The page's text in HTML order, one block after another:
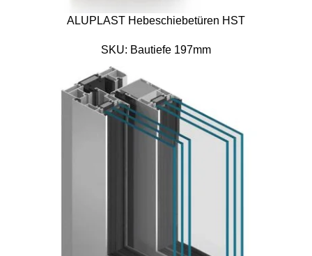
ALUPLAST Hebeschiebetüren HST
SKU: Bautiefe 197mm